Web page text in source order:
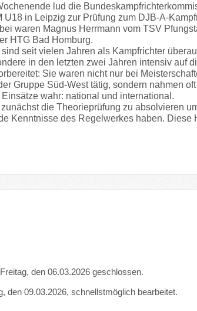
lud die
U18 in Leipzig zur Prüfung zum DJB-A-
waren Magnus Herrmann vom TSV
HTG Bad Homburg.
seit vielen Jahren als Kampfrichter
in den letzten zwei Jahren intensiv auf
Sie waren nicht nur bei
Gruppe Süd-West tätig, sondern nahmen
wahr: national und international.
die Theorieprüfung zu absolvieren
Kenntnisse des Regelwerkes haben. Diese
den 06.03.2026 geschlossen.
den 09.03.2026, schnellstmöglich bearbeitet.